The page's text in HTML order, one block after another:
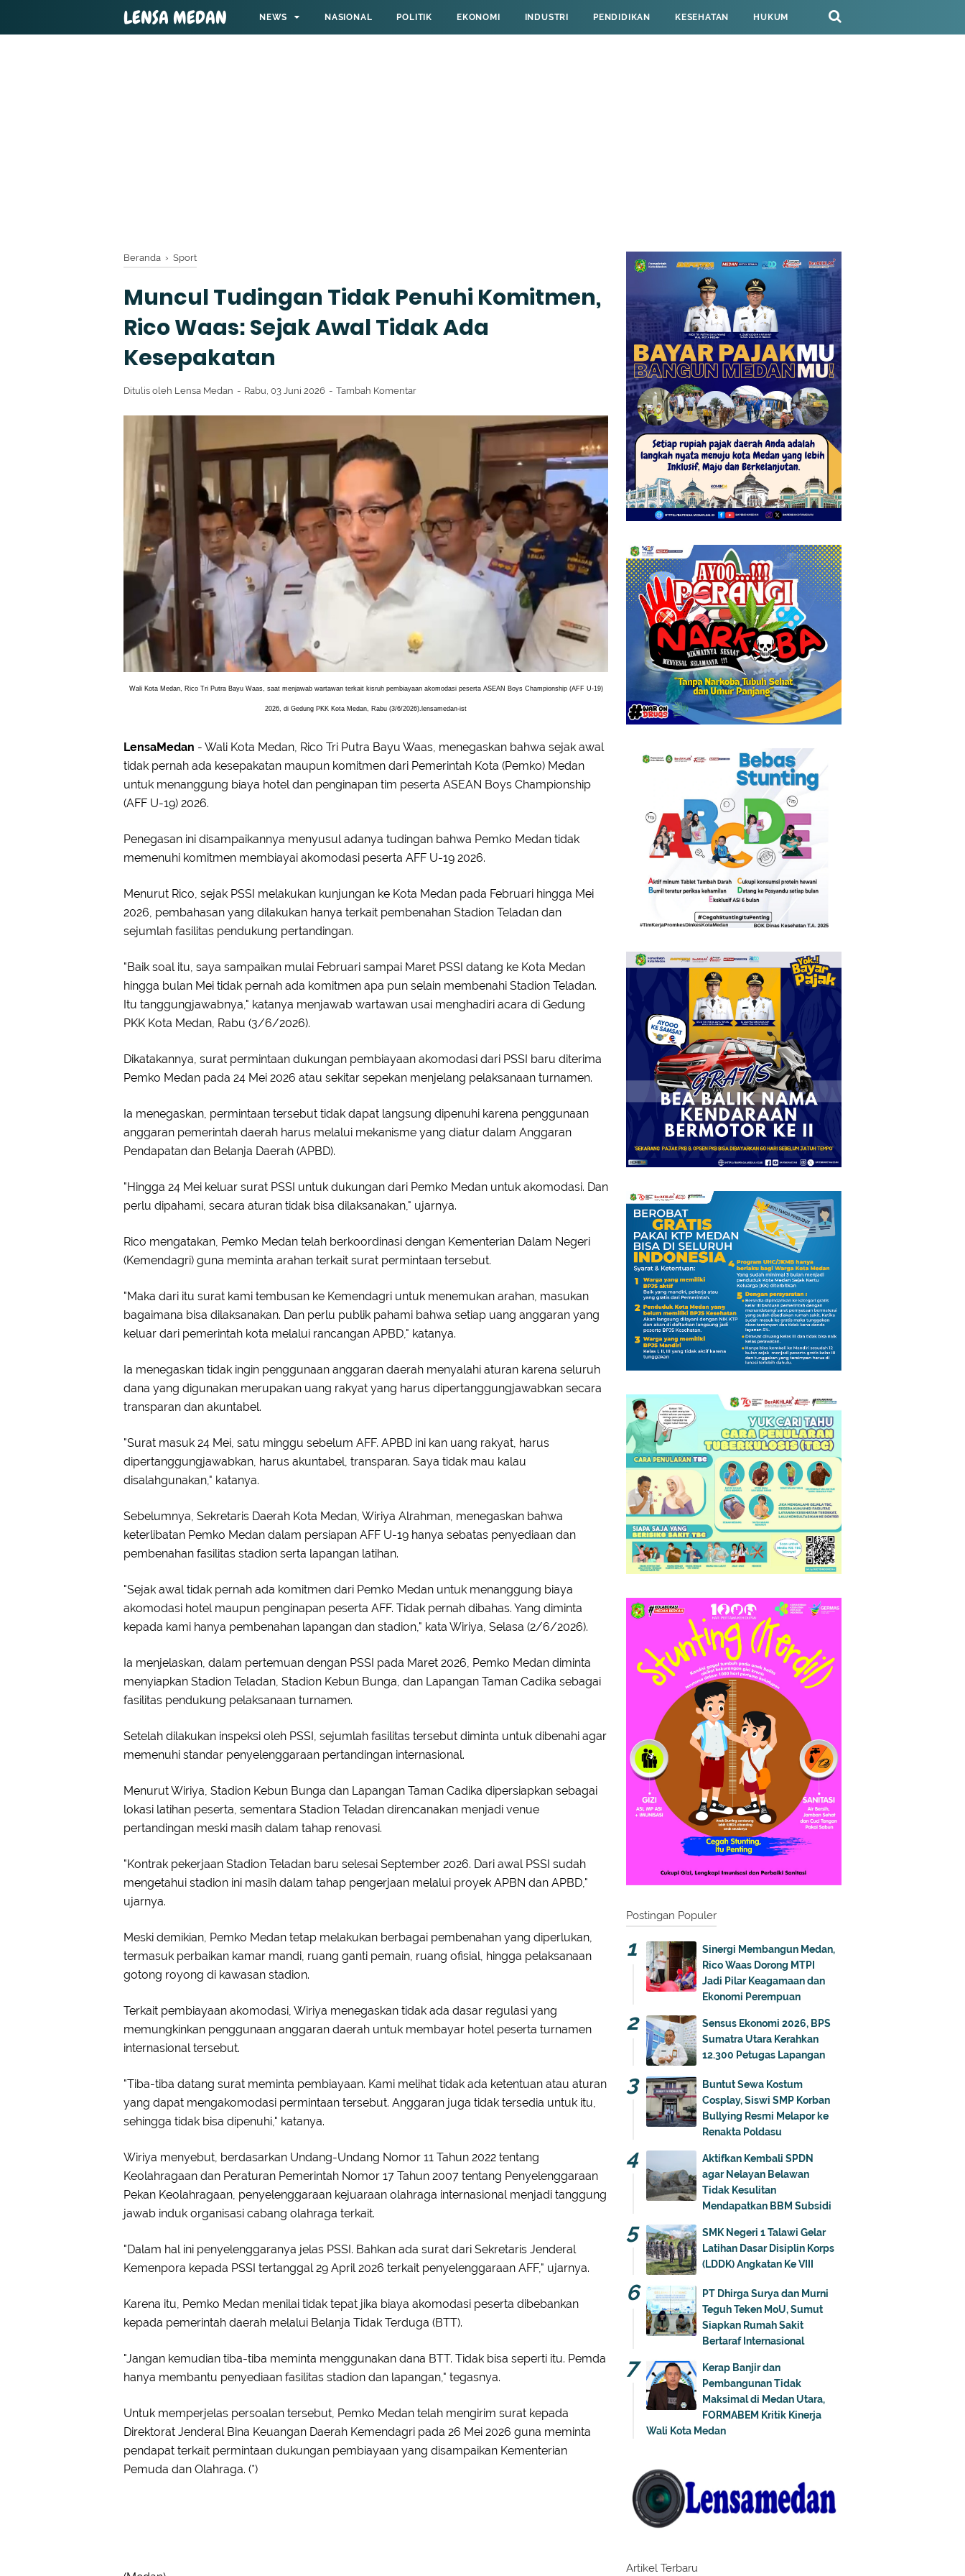
LENSA MEDAN NEWS NASIONAL POLITIK EKONOMI INDUSTRI PENDIDIKAN KESEHATAN HUKUM
Beranda › Sport
Muncul Tudingan Tidak Penuhi Komitmen,
Rico Waas: Sejak Awal Tidak Ada
Kesepakatan
Ditulis oleh Lensa Medan Rabu, 03 Juni 2026 Tambah Komentar
Wali Kota Medan, Rico Tri Putra Bayu Waas, saat menjawab wartawan terkait kisruh pembiayaan akomodasi peserta ASEAN Boys Championship (AFF U-19)
2026, di Gedung PKK Kota Medan, Rabu (3/6/2026).lensamedan-ist
LensaMedan - Wali Kota Medan, Rico Tri Putra Bayu Waas, menegaskan bahwa sejak awal
tidak pernah ada kesepakatan maupun komitmen dari Pemerintah Kota (Pemko) Medan
untuk menanggung biaya hotel dan penginapan tim peserta ASEAN Boys Championship
(AFF U-19) 2026.
Penegasan ini disampaikannya menyusul adanya tudingan bahwa Pemko Medan tidak
memenuhi komitmen membiayai akomodasi peserta AFF U-19 2026.
Menurut Rico, sejak PSSI melakukan kunjungan ke Kota Medan pada Februari hingga Mei
2026, pembahasan yang dilakukan hanya terkait pembenahan Stadion Teladan dan
sejumlah fasilitas pendukung pertandingan.
"Baik soal itu, saya sampaikan mulai Februari sampai Maret PSSI datang ke Kota Medan
hingga bulan Mei tidak pernah ada komitmen apa pun selain membenahi Stadion Teladan.
Itu tanggungjawabnya," katanya menjawab wartawan usai menghadiri acara di Gedung
PKK Kota Medan, Rabu (3/6/2026).
Dikatakannya, surat permintaan dukungan pembiayaan akomodasi dari PSSI baru diterima
Pemko Medan pada 24 Mei 2026 atau sekitar sepekan menjelang pelaksanaan turnamen.
Ia menegaskan, permintaan tersebut tidak dapat langsung dipenuhi karena penggunaan
anggaran pemerintah daerah harus melalui mekanisme yang diatur dalam Anggaran
Pendapatan dan Belanja Daerah (APBD).
"Hingga 24 Mei keluar surat PSSI untuk dukungan dari Pemko Medan untuk akomodasi. Dan
perlu dipahami, secara aturan tidak bisa dilaksanakan," ujarnya.
Rico mengatakan, Pemko Medan telah berkoordinasi dengan Kementerian Dalam Negeri
(Kemendagri) guna meminta arahan terkait surat permintaan tersebut.
"Maka dari itu surat kami tembusan ke Kemendagri untuk menemukan arahan, masukan
bagaimana bisa dilaksanakan. Dan perlu publik pahami bahwa setiap uang anggaran yang
keluar dari pemerintah kota melalui rancangan APBD," katanya.
Ia menegaskan tidak ingin penggunaan anggaran daerah menyalahi aturan karena seluruh
dana yang digunakan merupakan uang rakyat yang harus dipertanggungjawabkan secara
transparan dan akuntabel.
"Surat masuk 24 Mei, satu minggu sebelum AFF. APBD ini kan uang rakyat, harus
dipertanggungjawabkan, harus akuntabel, transparan. Saya tidak mau kalau
disalahgunakan," katanya.
Sebelumnya, Sekretaris Daerah Kota Medan, Wiriya Alrahman, menegaskan bahwa
keterlibatan Pemko Medan dalam persiapan AFF U-19 hanya sebatas penyediaan dan
pembenahan fasilitas stadion serta lapangan latihan.
"Sejak awal tidak pernah ada komitmen dari Pemko Medan untuk menanggung biaya
akomodasi hotel maupun penginapan peserta AFF. Tidak pernah dibahas. Yang diminta
kepada kami hanya pembenahan lapangan dan stadion," kata Wiriya, Selasa (2/6/2026).
Ia menjelaskan, dalam pertemuan dengan PSSI pada Maret 2026, Pemko Medan diminta
menyiapkan Stadion Teladan, Stadion Kebun Bunga, dan Lapangan Taman Cadika sebagai
fasilitas pendukung pelaksanaan turnamen.
Setelah dilakukan inspeksi oleh PSSI, sejumlah fasilitas tersebut diminta untuk dibenahi agar
memenuhi standar penyelenggaraan pertandingan internasional.
Menurut Wiriya, Stadion Kebun Bunga dan Lapangan Taman Cadika dipersiapkan sebagai
lokasi latihan peserta, sementara Stadion Teladan direncanakan menjadi venue
pertandingan meski masih dalam tahap renovasi.
"Kontrak pekerjaan Stadion Teladan baru selesai September 2026. Dari awal PSSI sudah
mengetahui stadion ini masih dalam tahap pengerjaan melalui proyek APBN dan APBD,"
ujarnya.
Meski demikian, Pemko Medan tetap melakukan berbagai pembenahan yang diperlukan,
termasuk perbaikan kamar mandi, ruang ganti pemain, ruang ofisial, hingga pelaksanaan
gotong royong di kawasan stadion.
Terkait pembiayaan akomodasi, Wiriya menegaskan tidak ada dasar regulasi yang
memungkinkan penggunaan anggaran daerah untuk membayar hotel peserta turnamen
internasional tersebut.
"Tiba-tiba datang surat meminta pembiayaan. Kami melihat tidak ada ketentuan atau aturan
yang dapat mengakomodasi permintaan tersebut. Anggaran juga tidak tersedia untuk itu,
sehingga tidak bisa dipenuhi," katanya.
Wiriya menyebut, berdasarkan Undang-Undang Nomor 11 Tahun 2022 tentang
Keolahragaan dan Peraturan Pemerintah Nomor 17 Tahun 2007 tentang Penyelenggaraan
Pekan Keolahragaan, penyelenggaraan kejuaraan olahraga internasional menjadi tanggung
jawab induk organisasi cabang olahraga terkait.
"Dalam hal ini penyelenggaranya jelas PSSI. Bahkan ada surat dari Sekretaris Jenderal
Kemenpora kepada PSSI tertanggal 29 April 2026 terkait penyelenggaraan AFF," ujarnya.
Karena itu, Pemko Medan menilai tidak tepat jika biaya akomodasi peserta dibebankan
kepada pemerintah daerah melalui Belanja Tidak Terduga (BTT).
"Jangan kemudian tiba-tiba meminta menggunakan dana BTT. Tidak bisa seperti itu. Pemda
hanya membantu penyediaan fasilitas stadion dan lapangan," tegasnya.
Untuk memperjelas persoalan tersebut, Pemko Medan telah mengirim surat kepada
Direktorat Jenderal Bina Keuangan Daerah Kemendagri pada 26 Mei 2026 guna meminta
pendapat terkait permintaan dukungan pembiayaan yang disampaikan Kementerian
Pemuda dan Olahraga. (*)
Postingan Populer
Sinergi Membangun Medan,
Rico Waas Dorong MTPI
Jadi Pilar Keagamaan dan
Ekonomi Perempuan
Sensus Ekonomi 2026, BPS
Sumatra Utara Kerahkan
12.300 Petugas Lapangan
Buntut Sewa Kostum
Cosplay, Siswi SMP Korban
Bullying Resmi Melapor ke
Renakta Poldasu
Aktifkan Kembali SPDN
agar Nelayan Belawan
Tidak Kesulitan
Mendapatkan BBM Subsidi
SMK Negeri 1 Talawi Gelar
Latihan Dasar Disiplin Korps
(LDDK) Angkatan Ke VIII
PT Dhirga Surya dan Murni
Teguh Teken MoU, Sumut
Siapkan Rumah Sakit
Bertaraf Internasional
Kerap Banjir dan
Pembangunan Tidak
Maksimal di Medan Utara,
FORMABEM Kritik Kinerja
Wali Kota Medan
Artikel Terbaru